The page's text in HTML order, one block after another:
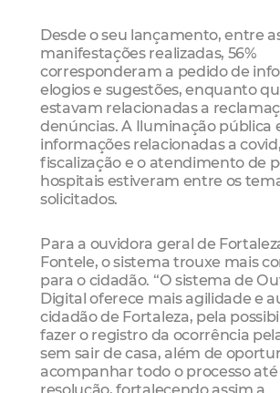
Desde o seu lançamento, entre
manifestações realizadas, 56%
corresponderam a pedido de
elogios e sugestões, enquanto
estavam relacionadas a
denúncias. A Iluminação pública
informações relacionadas a
fiscalização e o atendimento de
hospitais estiveram entre os
solicitados.
Para a ouvidora geral de
Fontele, o sistema trouxe mais
para o cidadão. “O sistema de
Digital oferece mais agilidade e
cidadão de Fortaleza, pela
fazer o registro da ocorrência
sem sair de casa, além de
acompanhar todo o processo até